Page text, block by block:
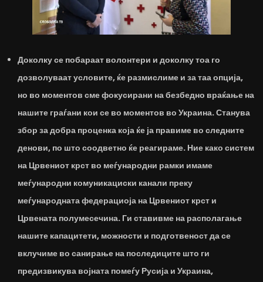
Доколку се побараат волонтери и доколку тоа го
дозволуваат условите, ќе размислиме и за таа опција,
но во моментов сме фокусирани на безбедно враќање на
нашите граѓани кои се во моментов во Украина. Станува
збор за добра проценка која ќе ја правиме во следните
денови, по што соодветно ќе реагираме. Ние како систем
на Црвениот крст во меѓународни рамки имаме
меѓународни комуникациски канали преку
меѓународната федерациоја на Црвениот крст и
Црвената полумесечина. Ги ставивме на располагање
нашите капацитети, можности и подготвеност да се
вклучиме во санирање на последиците што ги
предизвикува војната помеѓу Русија и Украина,